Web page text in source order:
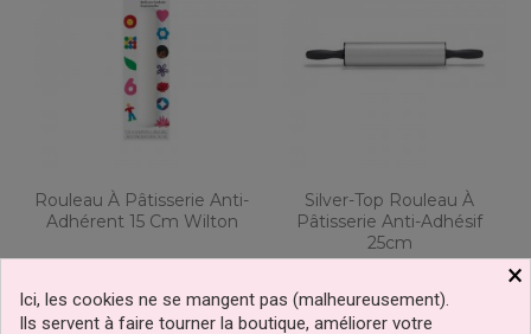
Rouleau À Pâtisserie Anti-
Adhérent 15 Cm Wilton
Prix
4,39 €
Silver-Top Rouleau À
Pâtisserie Anti-Adhésif
25cm
Prix
17,29 €
×
Ici, les cookies ne se mangent pas (malheureusement).
Ils servent à faire tourner la boutique, améliorer votre